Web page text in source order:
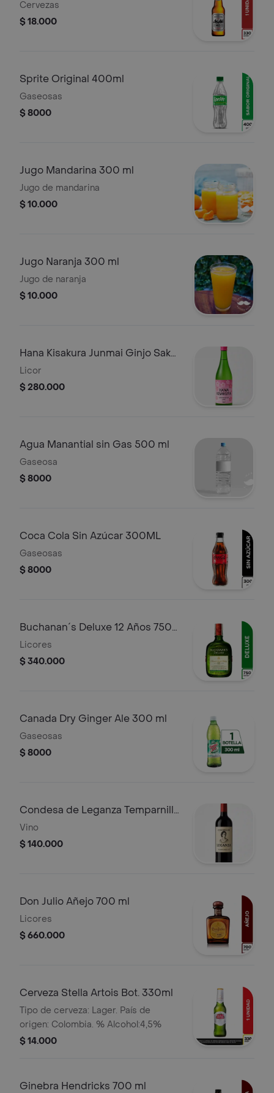
Cervezas
$ 18.000
Sprite Original 400ml
Gaseosas
$ 8000
Jugo Mandarina 300 ml
Jugo de mandarina
$ 10.000
Jugo Naranja 300 ml
Jugo de naranja
$ 10.000
Hana Kisakura Junmai Ginjo Sake
720 ml
Licor
$ 280.000
Agua Manantial sin Gas 500 ml
Gaseosa
$ 8000
Coca Cola Sin Azúcar 300ML
Gaseosas
$ 8000
Buchanan´s Deluxe 12 Años 750
ml
Licores
$ 340.000
Canada Dry Ginger Ale 300 ml
Gaseosas
$ 8000
Condesa de Leganza Temparnillo
Vino Tinto 750 ml
Vino
$ 140.000
Don Julio Añejo 700 ml
Licores
$ 660.000
Cerveza Stella Artois Bot. 330ml
Tipo de cerveza: Lager. País de
origen: Colombia. % Alcohol:4,5%
$ 14.000
Ginebra Hendricks 700 ml